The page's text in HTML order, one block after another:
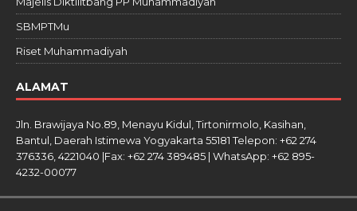
SBMPTMu
Riset Muhammadiyah
ALAMAT
Jln. Brawijaya No.89, Menayu Kidul, Tirtonirmolo, Kasihan,
Bantul, Daerah Istimewa Yogyakarta 55181 Telepon: +62 274
376336, 4221040 |Fax: +62 274 389485 | WhatsApp: +62 895-
4232-00077